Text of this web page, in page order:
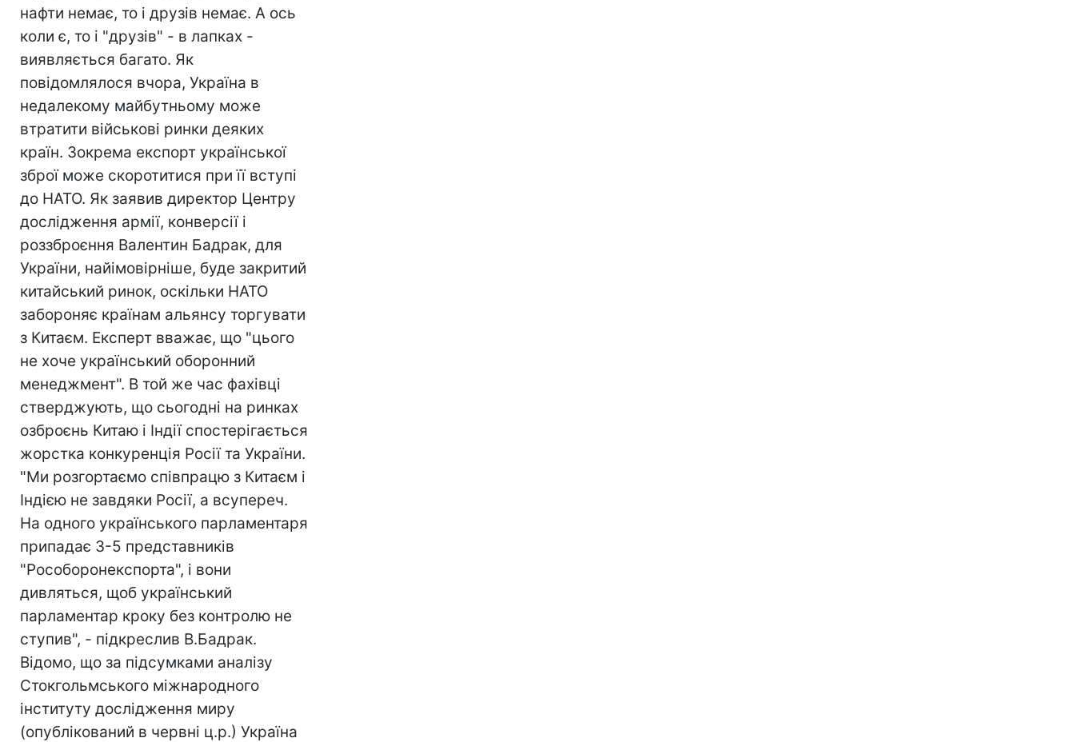
нафти немає, то і друзів немає. А ось
коли є, то і "друзів" - в лапках -
виявляється багато. Як
повідомлялося вчора, Україна в
недалекому майбутньому може
втратити військові ринки деяких
країн. Зокрема експорт української
зброї може скоротитися при її вступі
до НАТО. Як заявив директор Центру
дослідження армії, конверсії і
роззброєння Валентин Бадрак, для
України, найімовірніше, буде закритий
китайський ринок, оскільки НАТО
забороняє країнам альянсу торгувати
з Китаєм. Експерт вважає, що "цього
не хоче український оборонний
менеджмент". В той же час фахівці
стверджують, що сьогодні на ринках
озброєнь Китаю і Індії спостерігається
жорстка конкуренція Росії та України.
"Ми розгортаємо співпрацю з Китаєм і
Індією не завдяки Росії, а всупереч.
На одного українського парламентаря
припадає 3-5 представників
"Рособоронекспорта", і вони
дивляться, щоб український
парламентар кроку без контролю не
ступив", - підкреслив В.Бадрак.
Відомо, що за підсумками аналізу
Стокгольмського міжнародного
інституту дослідження миру
(опублікований в червні ц.р.) Україна